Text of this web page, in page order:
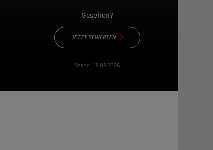
Gesehen?
JETZT BEWERTEN
Stand: 13.03.2026